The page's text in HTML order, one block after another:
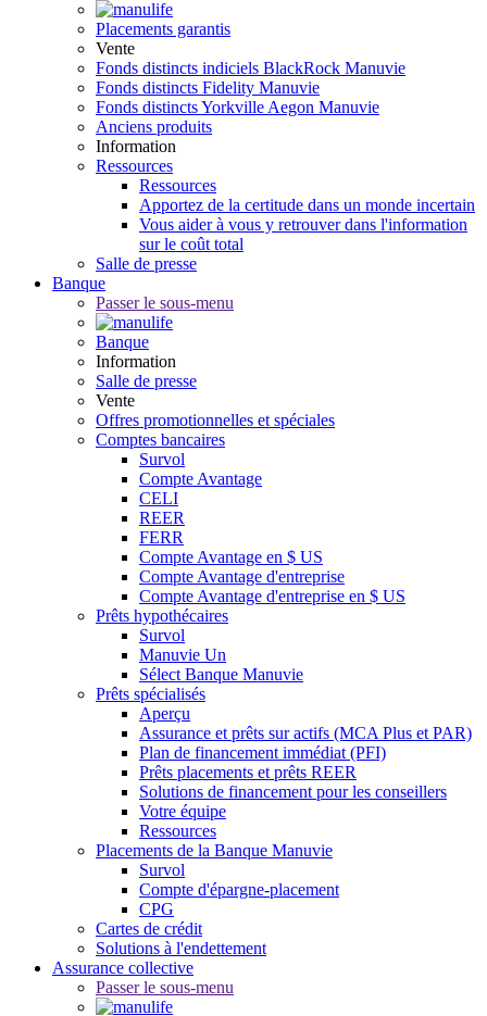
Placements garantis
Vente
Fonds distincts indiciels BlackRock Manuvie
Fonds distincts Fidelity Manuvie
Fonds distincts Yorkville Aegon Manuvie
Anciens produits
Information
Ressources
Ressources
Apportez de la certitude dans un monde incertain
Vous aider à vous y retrouver dans l'information
sur le coût total
Salle de presse
Banque
Passer le sous-menu
Banque
Information
Salle de presse
Vente
Offres promotionnelles et spéciales
Comptes bancaires
Survol
Compte Avantage
CELI
REER
FERR
Compte Avantage en $ US
Compte Avantage d'entreprise
Compte Avantage d'entreprise en $ US
Prêts hypothécaires
Survol
Manuvie Un
Sélect Banque Manuvie
Prêts spécialisés
Aperçu
Assurance et prêts sur actifs (MCA Plus et PAR)
Plan de financement immédiat (PFI)
Prêts placements et prêts REER
Solutions de financement pour les conseillers
Votre équipe
Ressources
Placements de la Banque Manuvie
Survol
Compte d'épargne-placement
CPG
Cartes de crédit
Solutions à l'endettement
Assurance collective
Passer le sous-menu